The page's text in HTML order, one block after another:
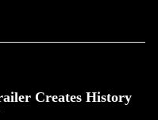
Creates History